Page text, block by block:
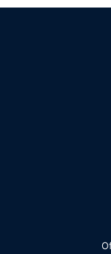
picnicområde og
gratis aviser i